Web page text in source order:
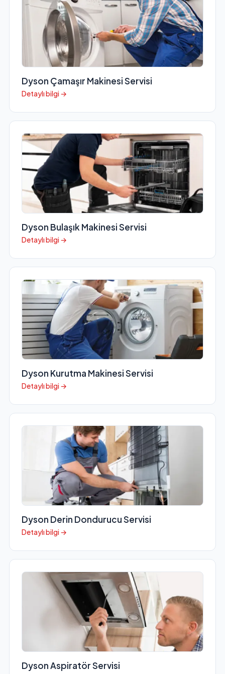
Dyson Çamaşır Makinesi Servisi
Detaylı bilgi →
Dyson Bulaşık Makinesi Servisi
Detaylı bilgi →
Dyson Kurutma Makinesi Servisi
Detaylı bilgi →
Dyson Derin Dondurucu Servisi
Detaylı bilgi →
Dyson Aspiratör Servisi